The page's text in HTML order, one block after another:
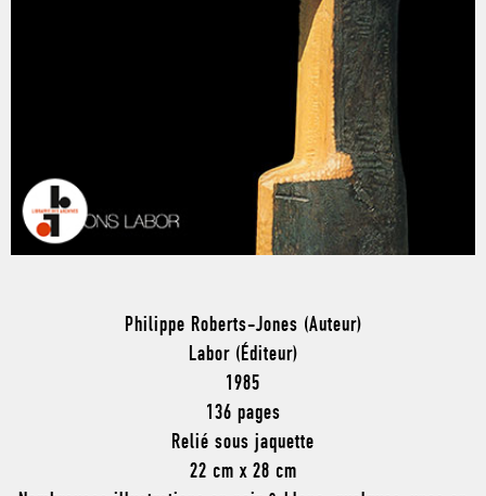
Philippe Roberts-Jones (Auteur)
Labor (Éditeur)
1985
136 pages
Relié sous jaquette
22 cm x 28 cm